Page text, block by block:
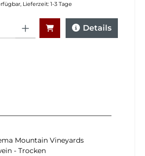
Lieferzeit: 1-3 Tage
Details
Mountain Vineyards
- Trocken